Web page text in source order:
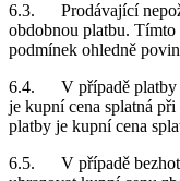
6.3. Prodávající
obdobnou platbu. Tímto
podmínek ohledně
6.4. V případě platby
je kupní cena splatná
platby je kupní cena
6.5. V případě